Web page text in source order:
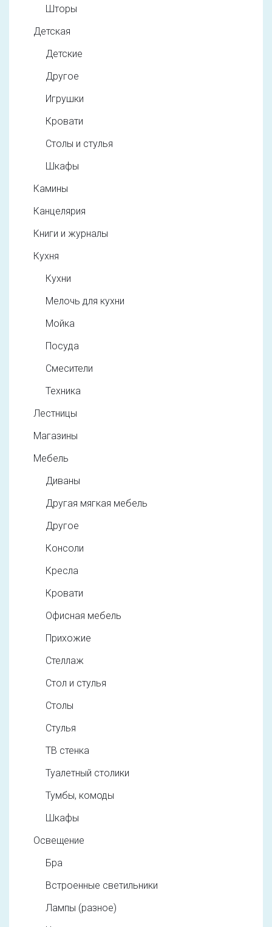
Шторы
Детская
Детские
Другое
Игрушки
Кровати
Столы и стулья
Шкафы
Камины
Канцелярия
Книги и журналы
Кухня
Кухни
Мелочь для кухни
Мойка
Посуда
Смесители
Техника
Лестницы
Магазины
Мебель
Диваны
Другая мягкая мебель
Другое
Консоли
Кресла
Кровати
Офисная мебель
Прихожие
Стеллаж
Стол и стулья
Столы
Стулья
ТВ стенка
Туалетный столики
Тумбы, комоды
Шкафы
Освещение
Бра
Встроенные светильники
Лампы (разное)